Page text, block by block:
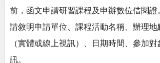
前，函文申請研習課程及申辦數位借閱
請敘明申請單位、課程活動名稱、辦理
（實體或線上視訊）、日期時間、參加
訊。